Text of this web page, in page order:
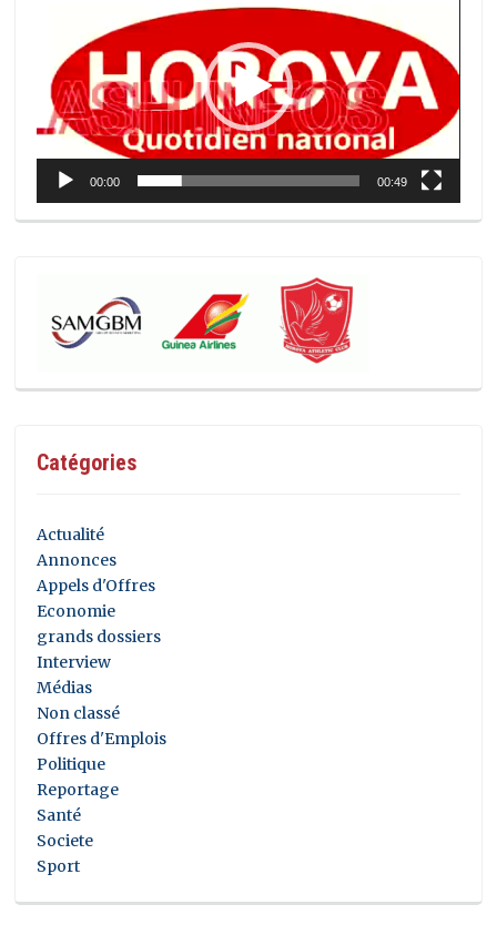
00:00 00:49
Catégories
Actualité
Annonces
Appels d'Offres
Economie
grands dossiers
Interview
Médias
Non classé
Offres d'Emplois
Politique
Reportage
Santé
Societe
Sport